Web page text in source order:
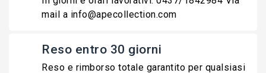
mail a info@apecollection.com
Reso entro 30 giorni
Reso e rimborso totale garantito per qualsiasi